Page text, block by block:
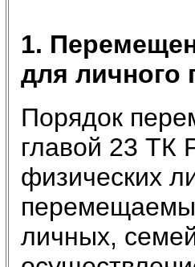
1.
для личного
Порядок
главой 23 ТК
физических
личных,